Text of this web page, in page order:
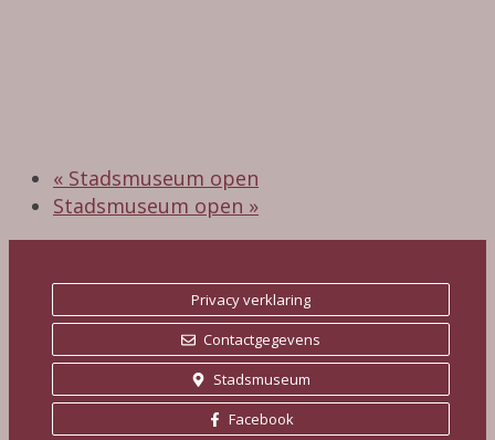
« Stadsmuseum open
Stadsmuseum open »
Privacy verklaring
Contactgegevens
Stadsmuseum
Facebook